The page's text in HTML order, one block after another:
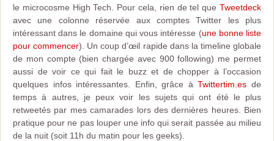
le microcosme High Tech. Pour cela, rien de tel que Tweetdeck
avec une colonne réservée aux comptes Twitter les plus
intéressant dans le domaine qui vous intéresse (une bonne liste
pour commencer). Un coup d’œil rapide dans la timeline globale
de mon compte (bien chargée avec 900 following) me permet
aussi de voir ce qui fait le buzz et de chopper à l’occasion
quelques infos intéressantes. Enfin, grâce àTwittertim.es de
temps à autres, je peux voir les sujets qui ont été le plus
retweetés par mes camarades lors des dernières heures. Bien
pratique pour ne pas louper une info qui serait passée au milieu
de la nuit (soit 11h du matin pour les geeks).